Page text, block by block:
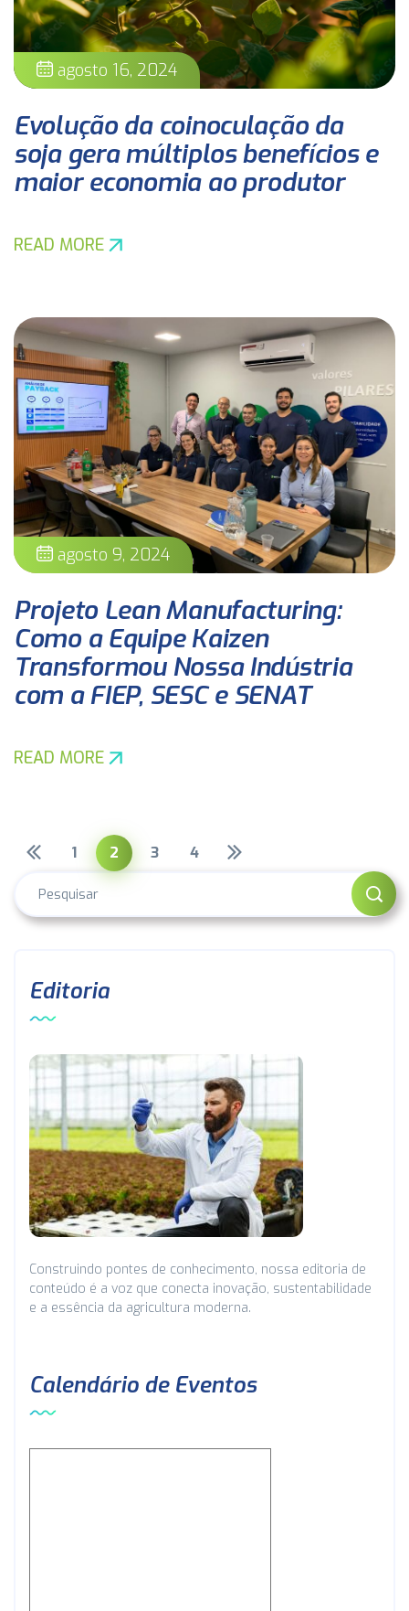
agosto 16, 2024
Evolução da coinoculação da
soja gera múltiplos benefícios e
maior economia ao produtor
READ MORE
agosto 9, 2024
Projeto Lean Manufacturing:
Como a Equipe Kaizen
Transformou Nossa Indústria
com a FIEP, SESC e SENAT
READ MORE
1 2 3 4
Editoria
Construindo pontes de conhecimento, nossa editoria de
conteúdo é a voz que conecta inovação, sustentabilidade
e a essência da agricultura moderna.
Calendário de Eventos